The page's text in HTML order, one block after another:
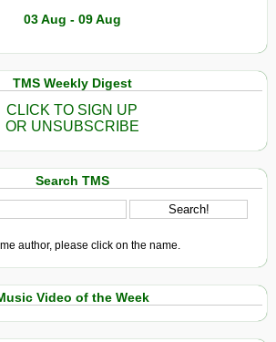
03 Aug - 09 Aug
TMS Weekly Digest
CLICK TO SIGN UP
OR UNSUBSCRIBE
Search TMS
author, please click on the name.
Video of the Week